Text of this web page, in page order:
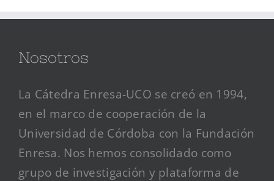
Nosotros
La Cátedra Enresa-UCO se creó en 1994,
en el marco de cooperación de la
Universidad de Córdoba con la Fundación
Enresa. Nos hemos consolidado como
grupo de investigación y plataforma de